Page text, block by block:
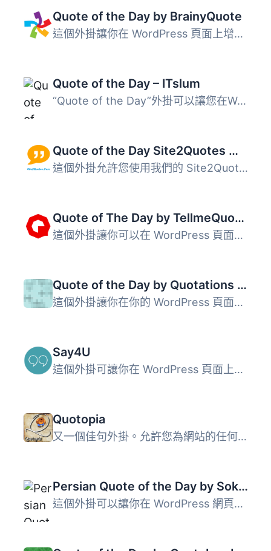
Quote of the Day by BrainyQuote
這個外掛讓你在 WordPress 頁面上增加一個「每日佳句」小工具...
Quote of the Day – ITslum
“Quote of the Day”外掛可以讓您在WordPress網站上展示著名作...
Quote of the Day Site2Quotes Widget
這個外掛允許您使用我們的 Site2Quotes Widget 在您的網站頁...
Quote of The Day by TellmeQuotes
這個外掛讓你可以在 WordPress 頁面上加上「每日一句名言」小...
Quote of the Day by Quotations Book
這個外掛讓你在你的 WordPress 頁面上新增每日佳句小工具。著...
Say4U
這個外掛可讓你在 WordPress 頁面上隨機添加一個引用語。您可...
Quotopia
又一個佳句外掛。允許您為網站的任何需求加載自定義佳句。佳...
Persian Quote of the Day by Sokhanak
這個外掛可以讓你在 WordPress 網頁上新增一個「今日波斯引言...